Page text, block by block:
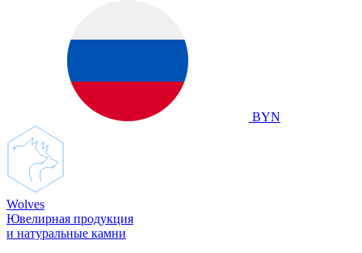
BYN
Wolves
Ювелирная продукция
и натуральные камни